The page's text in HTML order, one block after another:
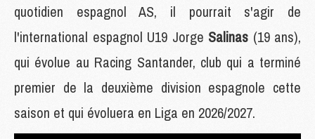
quotidien espagnol AS, il pourrait s'agir de
l'international espagnol U19 Jorge Salinas (19 ans),
qui évolue au Racing Santander, club qui a terminé
premier de la deuxième division espagnole cette
saison et qui évoluera en Liga en 2026/2027.